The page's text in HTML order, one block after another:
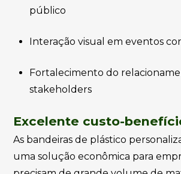
público
Interação visual em eventos
Fortalecimento do
stakeholders
Excelente custo-
As bandeiras de plástico
uma solução econômica para